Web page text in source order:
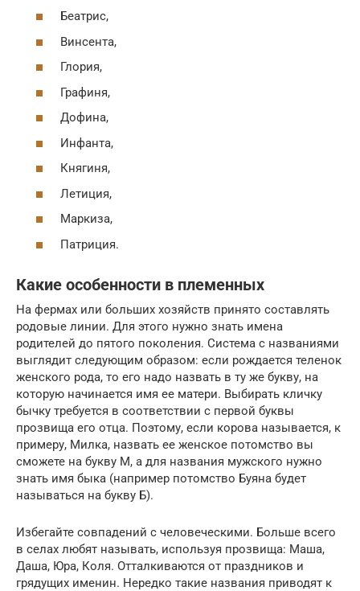
Беатрис,
Винсента,
Глория,
Графиня,
Дофина,
Инфанта,
Княгиня,
Летиция,
Маркиза,
Патриция.
Какие особенности в племенных
На фермах или больших хозяйств принято составлять
родовые линии. Для этого нужно знать имена
родителей до пятого поколения. Система с названиями
выглядит следующим образом: если рождается теленок
женского рода, то его надо назвать в ту же букву, на
которую начинается имя ее матери. Выбирать кличку
бычку требуется в соответствии с первой буквы
прозвища его отца. Поэтому, если корова называется, к
примеру, Милка, назвать ее женское потомство вы
сможете на букву М, а для названия мужского нужно
знать имя быка (например потомство Буяна будет
называться на букву Б).
Избегайте совпадений с человеческими. Больше всего
в селах любят называть, используя прозвища: Маша,
Даша, Юра, Коля. Отталкиваются от праздников и
грядущих именин. Нередко такие названия приводят к